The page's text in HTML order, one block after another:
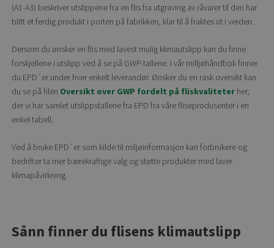
(A1-A3) beskriver utslippene fra en flis fra utgraving av råvarer til den har
blitt et ferdig produkt i porten på fabrikken, klar til å fraktes ut i verden.
Dersom du ønsker en flis med lavest mulig klimautslipp kan du finne
forskjellene i utslipp ved å se på GWP-tallene. I vår milljøhåndbok finner
du EPD`er under hver enkelt leverandør. Ønsker du en rask oversikt kan
du se på filen Oversikt over GWP fordelt på fliskvaliteter her,
der vi har samlet utslippstallene fra EPD fra våre fliseprodusenter i en
enkel tabell.
Ved å bruke EPD`er som kilde til miljøinformasjon kan forbrukere og
bedrifter ta mer bærekraftige valg og støtte produkter med laver
klimapåvirkning.
Sånn finner du flisens klimautslipp